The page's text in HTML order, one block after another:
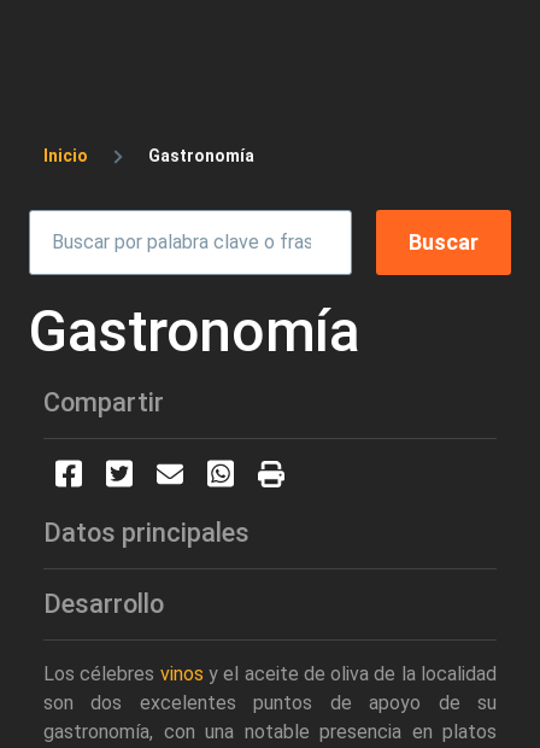
Sobrescribir enlaces de ayuda a la
Inicio Gastronomía
Gastronomía
Compartir
Datos principales
Desarrollo
Los célebres vinos y el aceite de oliva de la localidad
son dos excelentes puntos de apoyo de su
gastronomía, con una notable presencia en platos